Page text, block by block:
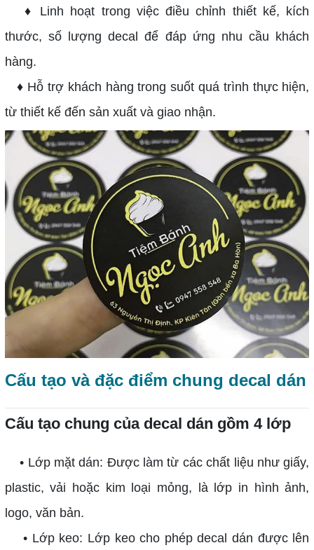
♦ Linh hoạt trong việc điều chỉnh thiết kế, kích
thước, số lượng decal để đáp ứng nhu cầu khách
hàng.
♦ Hỗ trợ khách hàng trong suốt quá trình thực hiện,
từ thiết kế đến sản xuất và giao nhận.
Cấu tạo và đặc điểm chung decal dán
Cấu tạo chung của decal dán gồm 4 lớp
• Lớp mặt dán: Được làm từ các chất liệu như giấy,
plastic, vải hoặc kim loại mỏng, là lớp in hình ảnh,
logo, văn bản.
• Lớp keo: Lớp keo cho phép decal dán được lên